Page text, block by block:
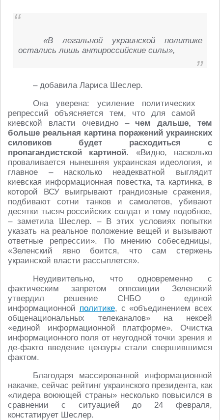
«В легальной украинской политике
остались лишь антироссийские силы»,
– добавила Лариса Шеслер.
Она уверена: усиление политических
репрессий объясняется тем, что для самой
киевской власти очевидно –чем дальше, тем
больше реальная картина поражений украинских
силовиков будет расходиться с
пропагандистской картиной. «Видно, насколько
проваливается нынешняя украинская идеология, и
главное – насколько неадекватной выглядит
киевская информационная повестка, та картинка, в
которой ВСУ выигрывают грандиозные сражения,
подбивают сотни танков и самолетов, убивают
десятки тысяч российских солдат и тому подобное,
– заметила Шеслер. – В этих условиях попытки
указать на реальное положение вещей и вызывают
ответные репрессии». По мнению собеседницы,
«Зеленский явно боится, что сам стержень
украинской власти рассыплется».
Неудивительно, что одновременно с
фактическим запретом оппозиции Зеленский
утвердил решение СНБО о единой
информационной политике, с «объединением всех
общенациональных телеканалов» на некоей
«единой информационной платформе». Очистка
информационного поля от неугодной точки зрения и
де-факто введение цензуры стали свершившимся
фактом.
Благодаря массированной информационной
накачке, сейчас рейтинг украинского президента, как
«лидера воюющей страны» несколько повысился в
сравнении с ситуацией до 24 февраля,
констатирует Шеслер.